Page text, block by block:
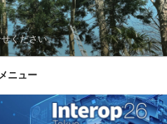
せください。
メニュー